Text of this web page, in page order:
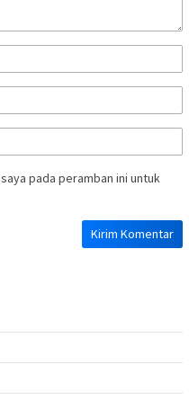
pada peramban ini untuk